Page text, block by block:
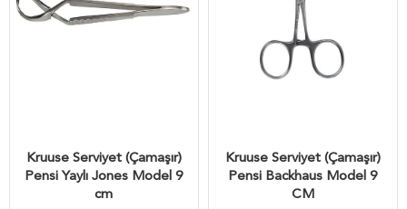
Kruuse Serviyet (Çamaşır)
Pensi Yaylı Jones Model 9
cm
Kruuse Serviyet (Çamaşır)
Pensi Backhaus Model 9
CM